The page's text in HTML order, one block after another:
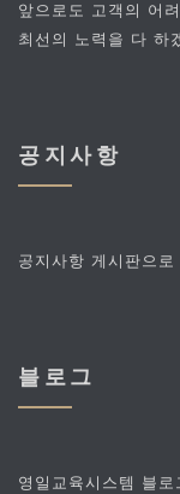
앞으로도 고객의 어
최선의 노력을 다 하
공지사항
공지사항 게시판으로
블로그
영일교육시스템 블로